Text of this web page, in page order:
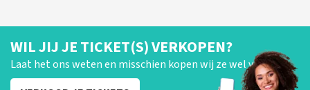
WIL JIJ JE TICKET(S) VERKOPEN?
Laat het ons weten en misschien kopen wij ze wel van je!